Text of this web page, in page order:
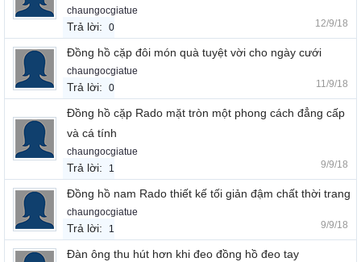
chaungocgiatue
Trả lời: 0 12/9/18
Đồng hồ cặp đôi món quà tuyệt vời cho ngày cưới
chaungocgiatue
Trả lời: 0 11/9/18
Đồng hồ cặp Rado mặt tròn một phong cách đẳng cấp
và cá tính
chaungocgiatue
Trả lời: 1 9/9/18
Đồng hồ nam Rado thiết kế tối giản đậm chất thời trang
chaungocgiatue
Trả lời: 1 9/9/18
Đàn ông thu hút hơn khi đeo đồng hồ đeo tay